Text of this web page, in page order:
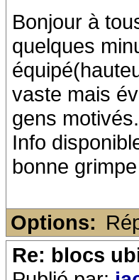
Bonjour à
quelques
vaste mais
gens
Info
bonne grimpe
Options:
Re: blocs